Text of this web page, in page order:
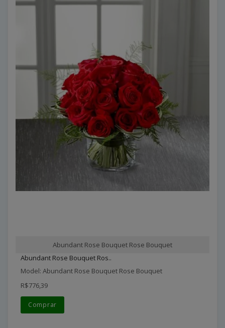
Abundant Rose Bouquet Rose Bouquet
Abundant Rose Bouquet Ros..
Model: Abundant Rose Bouquet Rose Bouquet
R$776,39
Comprar